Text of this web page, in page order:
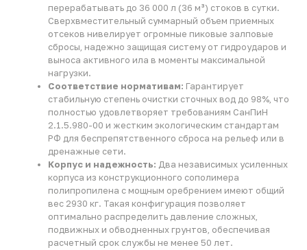
корпуса из конструкционного сополимера
полипропилена с мощным оребрением имеют общий
вес 2930 кг. Такая конфигурация позволяет
оптимально распределить давление сложных,
Вертикальная компоновка камер минимизирует
пятно застройки.
Экономия и автоадаптация:Безреагентный метод
очистки исключает постоянную закупку расходных
материалов. При снижении или временном
прекращении притока стоков (технологические
простои, неравномерный график работы объекта)
система автоматически переключается в режим
автоокисления, сохраняя жизспособность
биоценоза.
Производительность: 36 000 л/сут.
Гарантия: до 5 лет
Применение: Для муниципальных и коммерческих
объектов